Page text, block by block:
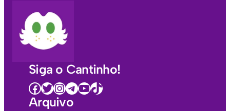
Siga o Cantinho!
Facebook Twitter InstagramTelegramYoutube TikTok
Arquivo